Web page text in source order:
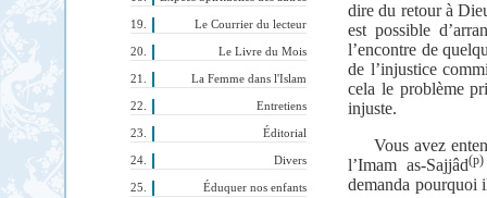
Le Courrier du lecteur
Le Livre du Mois
La Femme dans l'Islam
Entretiens
Éditorial
Divers
Éduquer nos enfants
dire du retour à
est possible
l’encontre de
de l’injustice
cela le problème
injuste.
Vous avez
l’Imam as-Sajjâd(p)
demanda pourquoi